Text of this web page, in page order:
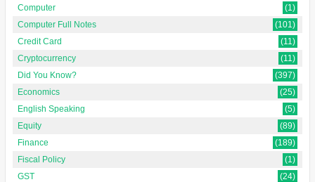
Computer
(1)
Computer Full Notes
(101)
Credit Card
(11)
Cryptocurrency
(11)
Did You Know?
(397)
Economics
(25)
English Speaking
(5)
Equity
(89)
Finance
(189)
Fiscal Policy
(1)
GST
(24)